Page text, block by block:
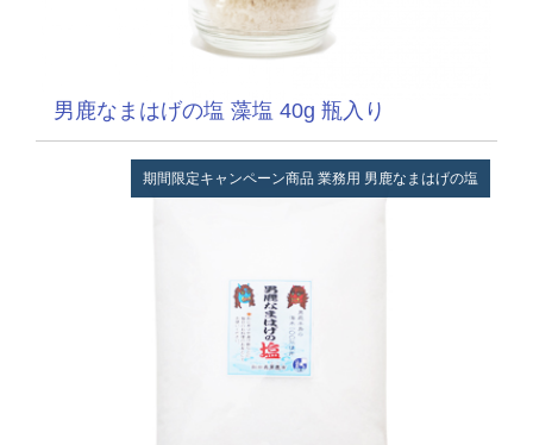
男鹿なまはげの塩 藻塩 40g 瓶入り
期間限定キャンペーン商品 業務用 男鹿なまはげの塩